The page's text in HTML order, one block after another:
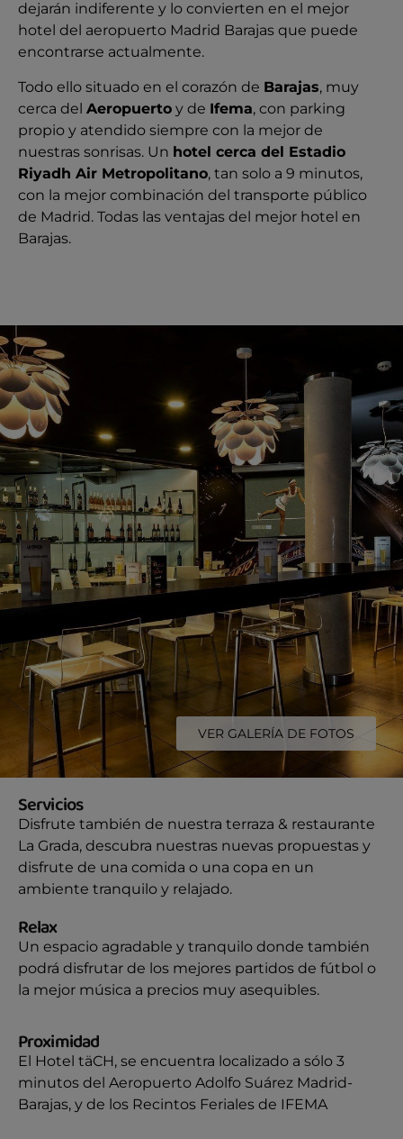
nuestra
terraza
en el Hotel
cercano al
Aeropuerto
Madrid
Barajas.
aeropuerto
de
Barajas ,
ofrece
un
multitud
de
servicios
y una
estancia
pista de
Paddle
y
dejarán indiferente y lo convierten en el mejor
hotel del aeropuerto Madrid Barajas que puede
encontrarse actualmente.
Todo ello situado en el corazón de Barajas, muy
cerca del Aeropuerto y de Ifema, con parking
propio y atendido siempre con la mejor de
nuestras sonrisas. Un hotel cerca del Estadio
Riyadh Air Metropolitano, tan solo a 9 minutos,
con la mejor combinación del transporte público
de Madrid. Todas las ventajas del mejor hotel en
Barajas.
VER GALERÍA DE FOTOS
Servicios
Disfrute también de nuestra terraza & restaurante
La Grada, descubra nuestras nuevas propuestas y
disfrute de una comida o una copa en un
ambiente tranquilo y relajado.
Relax
Un espacio agradable y tranquilo donde también
podrá disfrutar de los mejores partidos de fútbol o
la mejor música a precios muy asequibles.
Proximidad
El Hotel täCH, se encuentra localizado a sólo 3
minutos del Aeropuerto Adolfo Suárez Madrid-
Barajas, y de los Recintos Feriales de IFEMA